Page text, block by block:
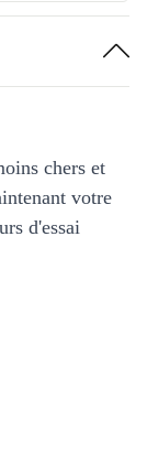
chers et
votre
d'essai